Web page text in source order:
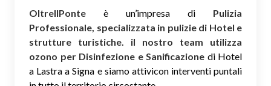
OltreIlPonte è un’impresa di Pulizia
Professionale, specializzata in pulizie di Hotel e
strutture turistiche. il nostro team utilizza
ozono per Disinfezione e Sanificazione di Hotel
a Lastra a Signa e siamo attivicon interventi puntali